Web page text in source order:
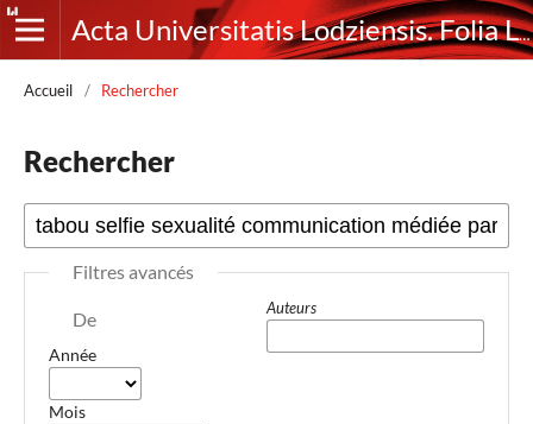
Acta Universitatis Lodziensis. Folia Litteraria Romanica
Accueil / Rechercher
Rechercher
Filtres avancés
De
Année
Mois
Auteurs